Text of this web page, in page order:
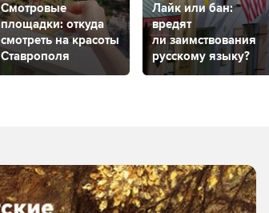
Смотровые
площадки: откуда
смотреть на красоты
Ставрополя
Лайк или бан:
вредят
ли заимствования
русскому языку?